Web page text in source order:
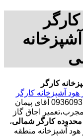
کارگر
هود آشپزخانه کارگر
30 در صد تخفیف بیمه رایگان،09360937370 آقای پیمان
اجاق گاز
محدوده کارگر شمالی،
هود آشپزخانه منطقه